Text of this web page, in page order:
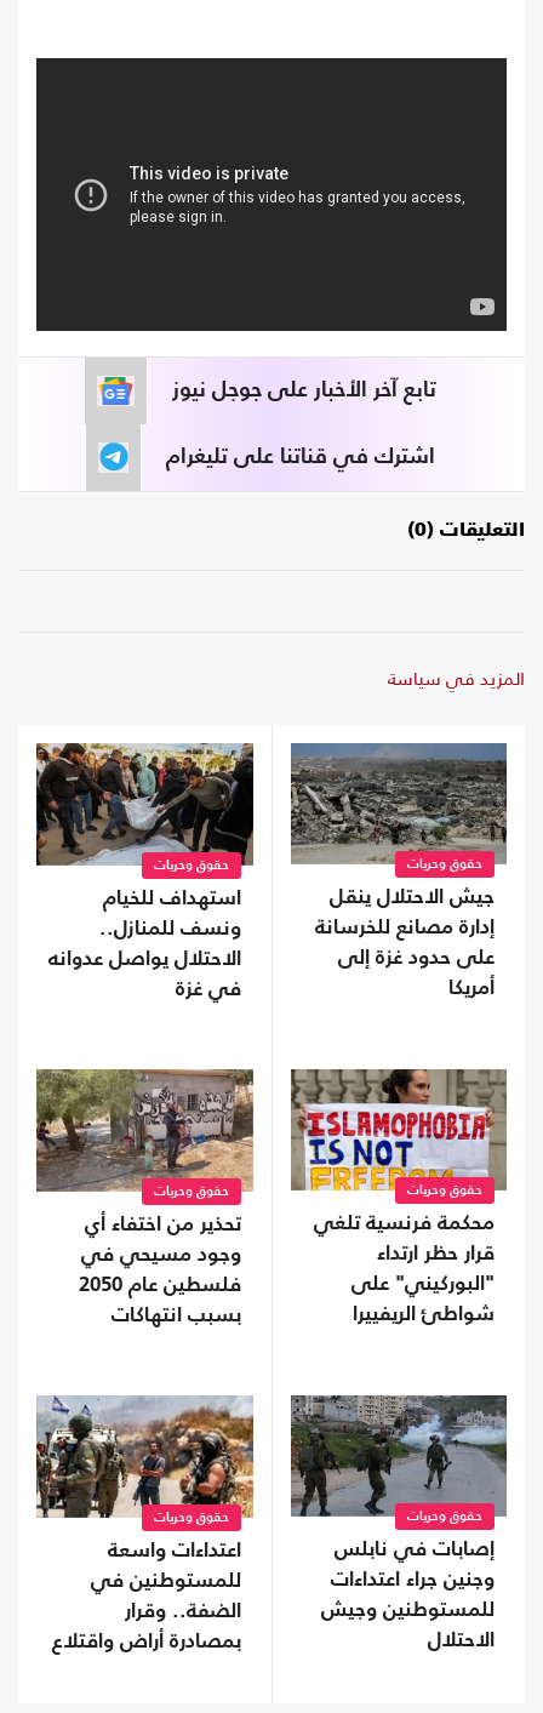
تابع آخر الأخبار على جوجل نيوز
اشترك في قناتنا على تليغرام
التعليقات (0)
المزيد في سياسة
حقوق وحريات
جيش الاحتلال ينقل
إدارة مصانع للخرسانة
على حدود غزة إلى
أمريكا
حقوق وحريات
استهداف للخيام
ونسف للمنازل..
الاحتلال يواصل عدوانه
في غزة
حقوق وحريات
محكمة فرنسية تلغي
قرار حظر ارتداء
"البوركيني" على
شواطئ الريفييرا
حقوق وحريات
تحذير من اختفاء أي
وجود مسيحي في
فلسطين عام 2050
بسبب انتهاكات
حقوق وحريات
إصابات في نابلس
وجنين جراء اعتداءات
للمستوطنين وجيش
الاحتلال
حقوق وحريات
اعتداءات واسعة
للمستوطنين في
الضفة.. وقرار
بمصادرة أراض واقتلاع